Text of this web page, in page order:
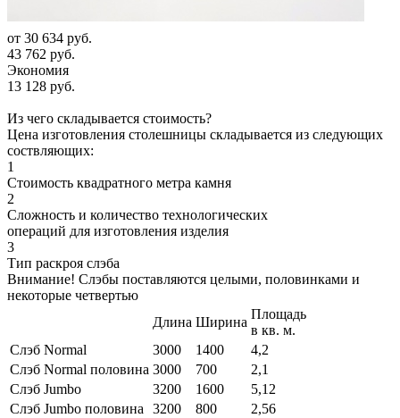
от 30 634 руб.
43 762 руб.
Экономия
13 128 руб.
Из чего складывается стоимость?
Цена изготовления столешницы складывается из следующих
соствляющих:
1
Стоимость квадратного метра камня
2
Сложность и количество технологических
операций для изготовления изделия
3
Тип раскроя слэба
Внимание! Слэбы поставляются целыми, половинками и
некоторые четвертью
Длина Ширина
Площадь
в кв. м.
Слэб Normal
3000 1400
4,2
Слэб Normal половина 3000 700
2,1
Слэб Jumbo
3200 1600
5,12
Слэб Jumbo половина
3200 800
2,56